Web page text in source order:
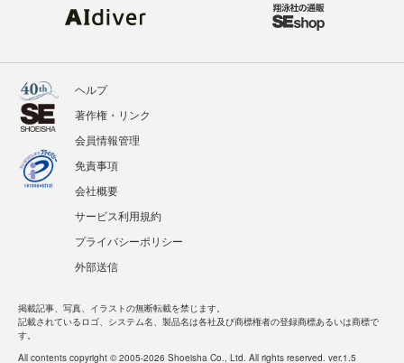
ヘルプ
著作権・リンク
会員情報管理
免責事項
会社概要
サービス利用規約
プライバシーポリシー
外部送信
掲載記事、写真、イラストの無断転載を禁じます。
記載されているロゴ、システム名、製品名は各社及び商標権者の登録商標あるいは商標で
す。
All contents copyright © 2005-2026 Shoeisha Co., Ltd. All rights reserved. ver.1.5